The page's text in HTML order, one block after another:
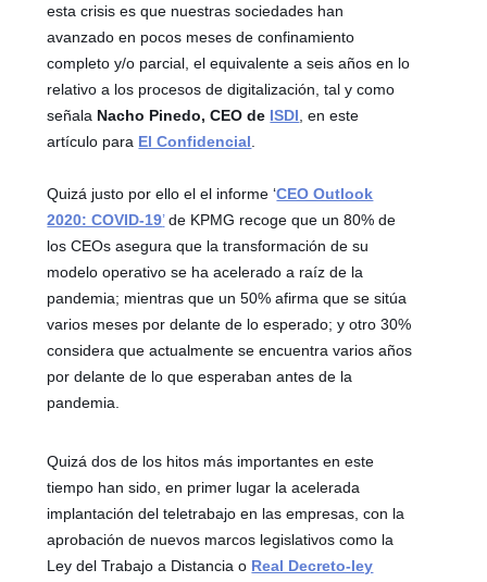
esta crisis es que nuestras sociedades han
avanzado en pocos meses de confinamiento
completo y/o parcial, el equivalente a seis años en lo
relativo a los procesos de digitalización, tal y como
señala Nacho Pinedo, CEO de ISDI , en este
artículo para El Confidencial
Quizá justo por ello el el informe ‘CEO Outlook
2020: COVID-19’de KPMG recoge que un 80% de
los CEOs asegura que la transformación de su
modelo operativo se ha acelerado a raíz de la
pandemia; mientras que un 50% afirma que se sitúa
varios meses por delante de lo esperado; y otro 30%
considera que actualmente se encuentra varios años
por delante de lo que esperaban antes de la
pandemia.
Quizá dos de los hitos más importantes en este
tiempo han sido, en primer lugar la acelerada
implantación del teletrabajo en las empresas, con la
aprobación de nuevos marcos legislativos como la
Ley del Trabajo a Distancia o Real Decreto-ley